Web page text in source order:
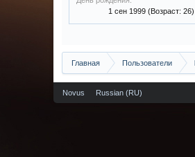
1 сен 1999 (Возраст: 26)
Главная Пользователи
Novus Russian (RU)